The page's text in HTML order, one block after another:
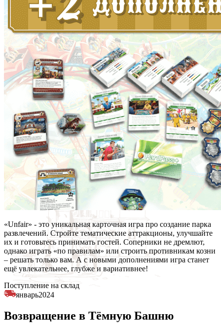
«Unfair» - это уникальная карточная игра про создание парка
развлечений. Стройте тематические аттракционы, улучшайте
их и готовьтесь принимать гостей. Соперники не дремлют,
однако играть «по правилам» или строить противникам козни
– решать только вам. А с новыми дополнениями игра станет
ещё увлекательнее, глубже и вариативнее!
Поступление на склад
январь2024
Возвращение в Тёмную Башню